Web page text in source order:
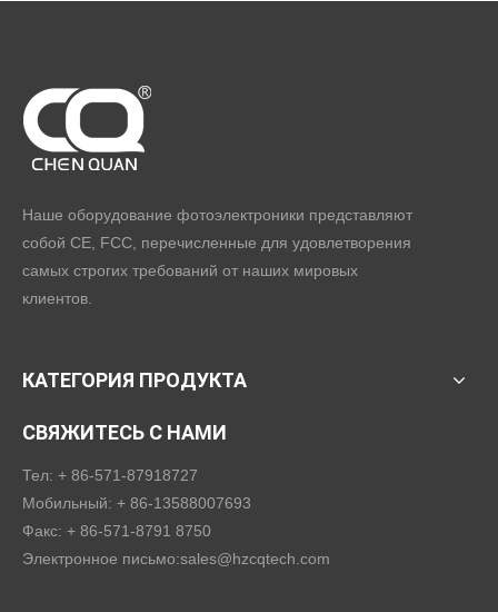
Наше оборудование фотоэлектроники представляют
собой CE, FCC, перечисленные для удовлетворения
самых строгих требований от наших мировых
клиентов.
КАТЕГОРИЯ ПРОДУКТА
СВЯЖИТЕСЬ С НАМИ
Тел: + 86-571-87918727
Мобильный: + 86-13588007693
Факс: + 86-571-8791 8750
Электронное письмо:sales@hzcqtech.com